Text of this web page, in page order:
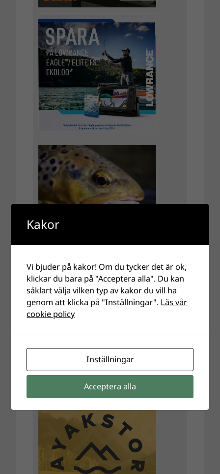
Kakor
Vi bjuder på kakor! Om du tycker det är ok,
klickar du bara på "Acceptera alla". Du kan
såklart välja vilken typ av kakor du vill ha
genom att klicka på "Inställningar". Läs vår
cookie policy
Inställningar
Acceptera alla